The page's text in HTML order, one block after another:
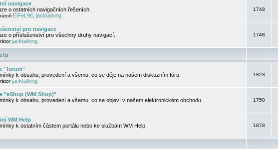
navigace
o ostatních navigačních řešeních.
EiFeL96 jacktalking
1748
pro navigace
o příslušenství pro všechny druhy navigací.
jacktalking
1748
"forum"
k obsahu, provedení a všemu, co se děje na našem diskuzním fóru.
jacktalking
1823
"eShop (WM Shop)"
k obsahu, provedení a všemu, co se objeví v našem elektronickém obchodu.
1750
WM Help
k ostatním částem portálu nebo ke službám WM Help.
1878